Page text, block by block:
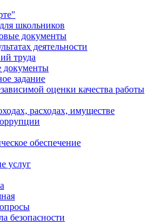
школьников
документы
деятельности
труда
документы
задание
оценки качества работы
расходах, имуществе
обеспечение
услуг
безопасности